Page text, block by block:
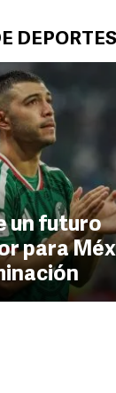
DEPORTES
un futuro
para